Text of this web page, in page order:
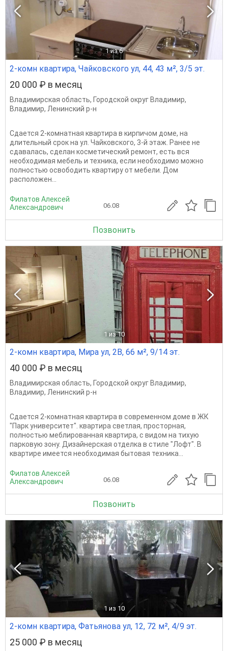
1 из 6
2-комн квартира, Чайковского ул, 44, 43 м², 3/5 эт.
20 000 ₽ в месяц
Владимирская область, Городской округ Владимир,
Владимир, Ленинский р-н
Сдается 2-комнатная квартира в кирпичом доме, на
длительный срок на ул. Чайковского, 3-й этаж. Ранее не
сдавалась, сделан косметический ремонт, есть вся
необходимая мебель и техника, если необходимо можно
полностью освободить квартиру от мебели. Дом
расположен...
Филатов Алексей
Александрович
06.08
Позвонить
1 из 10
2-комн квартира, Мира ул, 2В, 66 м², 9/14 эт.
40 000 ₽ в месяц
Владимирская область, Городской округ Владимир,
Владимир, Ленинский р-н
Сдается 2-комнатная квартира в современном доме в ЖК
"Парк университет". квартира светлая, просторная,
полностью меблированная квартира, с видом на тихую
парковую зону. Дизайнерская отделка в стиле "Лофт". В
квартире имеется необходимая бытовая техника...
Филатов Алексей
Александрович
06.08
Позвонить
1 из 10
2-комн квартира, Фатьянова ул, 12, 72 м², 4/9 эт.
25 000 ₽ в месяц